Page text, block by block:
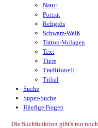
Natur
Porträt
Religiös
Schwarz-Weiß
Tattoo-Vorlagen
Text
Tiere
Traditionell
Tribal
Suche
Super-Suche
Häufige Fragen
Die Suchfunktion gibt's nur